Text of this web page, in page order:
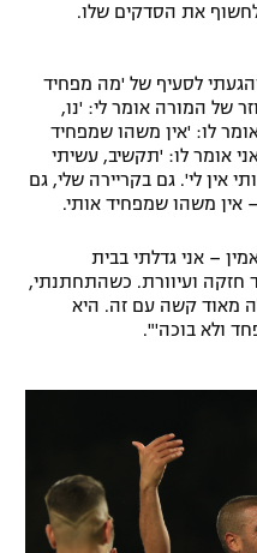
לחשוף את הסדקים שלו.
לסעיף של 'מה מפחיד
של המורה אומר לי: 'נו,
לו: 'אין משהו שמפחיד
אומר לו: 'תקשיב, עשיתי
אין לי'. גם בקריירה שלי, גם
אין משהו שמפחיד אותי.
– אני גדלתי בבית
חזקה ועיוורת. כשהתחתנתי,
מאוד קשה עם זה. היא
ולא בוכה'".